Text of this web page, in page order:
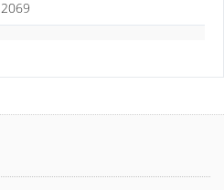
2069